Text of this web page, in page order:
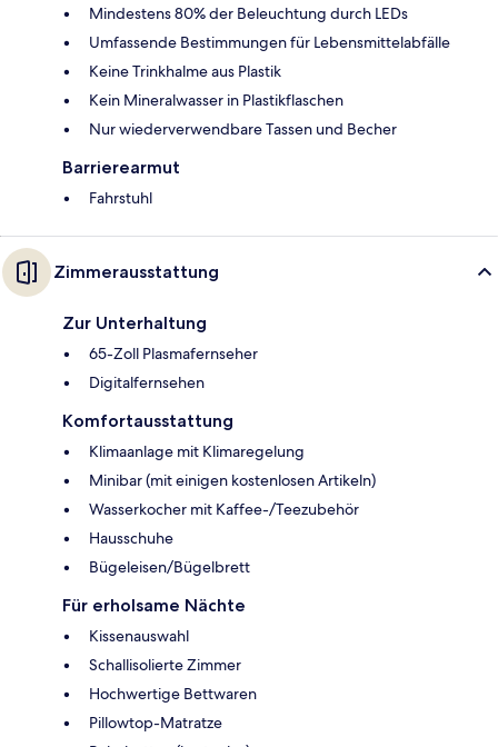
Mindestens 80% der Beleuchtung durch LEDs
Umfassende Bestimmungen für Lebensmittelabfälle
Keine Trinkhalme aus Plastik
Kein Mineralwasser in Plastikflaschen
Nur wiederverwendbare Tassen und Becher
Barrierearmut
Fahrstuhl
Zimmerausstattung
Zur Unterhaltung
65-Zoll Plasmafernseher
Digitalfernsehen
Komfortausstattung
Klimaanlage mit Klimaregelung
Minibar (mit einigen kostenlosen Artikeln)
Wasserkocher mit Kaffee-/Teezubehör
Hausschuhe
Bügeleisen/Bügelbrett
Für erholsame Nächte
Kissenauswahl
Schallisolierte Zimmer
Hochwertige Bettwaren
Pillowtop-Matratze